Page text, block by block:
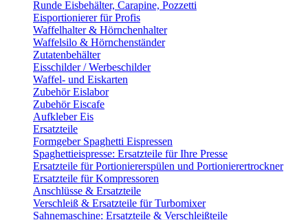
Runde Eisbehälter, Carapine, Pozzetti
Eisportionierer für Profis
Waffelhalter & Hörnchenhalter
Waffelsilo & Hörnchenständer
Zutatenbehälter
Eisschilder / Werbeschilder
Waffel- und Eiskarten
Zubehör Eislabor
Zubehör Eiscafe
Aufkleber Eis
Ersatzteile
Formgeber Spaghetti Eispressen
Spaghettieispresse: Ersatzteile für Ihre Presse
Ersatzteile für Portioniererspülen und Portionierertrockner
Ersatzteile für Kompressoren
Anschlüsse & Ersatzteile
Verschleiß & Ersatzteile für Turbomixer
Sahnemaschine: Ersatzteile & Verschleißteile